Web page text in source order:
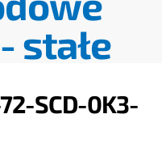
stałe
SCD-0K3-